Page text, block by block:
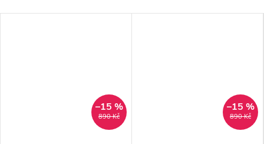
890 Kč
–15 %
890 Kč
–15 %